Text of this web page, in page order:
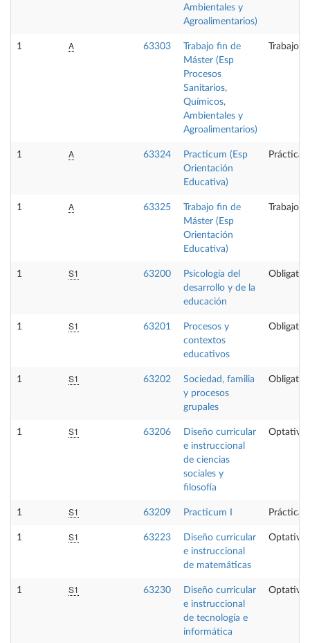
Ambientales y
Agroalimentarios)
1 A 63303
Trabajo fin de
Máster (Esp
Procesos
Sanitarios,
Químicos,
Ambientales y
Agroalimentarios)
Trabajo
1 A 63324
Practicum (Esp
Orientación
Educativa)
1 A 63325
Trabajo fin de
Máster (Esp
Orientación
Educativa)
Trabajo
1 S1 63200
Psicología del
desarrollo y de la
educación
1 S1 63201
Procesos y
contextos
educativos
1 S1 63202
Sociedad, familia
y procesos
grupales
1 S1 63206
Diseño curricular
e instruccional
de ciencias
sociales y
filosofía
Optativa
1 S1 63209 Practicum I
1 S1 63223
Diseño curricular
e instruccional
de matemáticas
Optativa
1 S1 63230
Diseño curricular
e instruccional
de tecnología e
informática
Optativa